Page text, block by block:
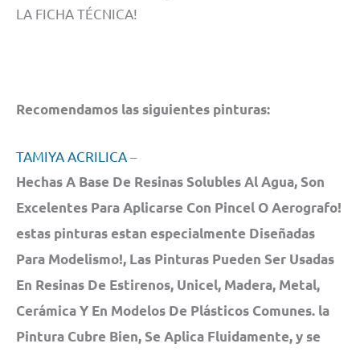
LA FICHA TÉCNICA!
Recomendamos las siguientes pinturas:
TAMIYA ACRILICA–
Hechas A Base De Resinas Solubles Al Agua, Son
Excelentes Para Aplicarse Con Pincel O Aerografo!
estas pinturas estan especialmente Diseñadas
Para Modelismo!, Las Pinturas Pueden Ser Usadas
En Resinas De Estirenos, Unicel, Madera, Metal,
Cerámica Y En Modelos De Plásticos Comunes. la
Pintura Cubre Bien, Se Aplica Fluidamente, y se